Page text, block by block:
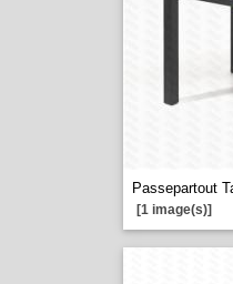
Passepartout
[1 image(s)]